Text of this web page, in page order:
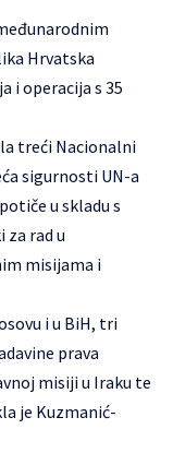
Hrvatska
i operacija s 35
treći Nacionalni
sigurnosti UN-a
u skladu s
rad u
misijama i
i u BiH, tri
prava
misiji u Iraku te
je Kuzmanić-